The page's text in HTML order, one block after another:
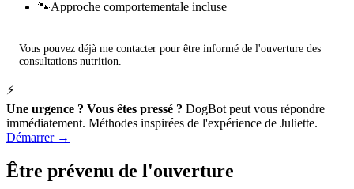
🐾Approche comportementale incluse
Vous pouvez déjà me contacter pour être informé de l'ouverture des
consultations nutrition.
⚡
Une urgence ? Vous êtes pressé ? DogBot peut vous répondre
immédiatement. Méthodes inspirées de l'expérience de Juliette.
Démarrer →
Être prévenu de l'ouverture